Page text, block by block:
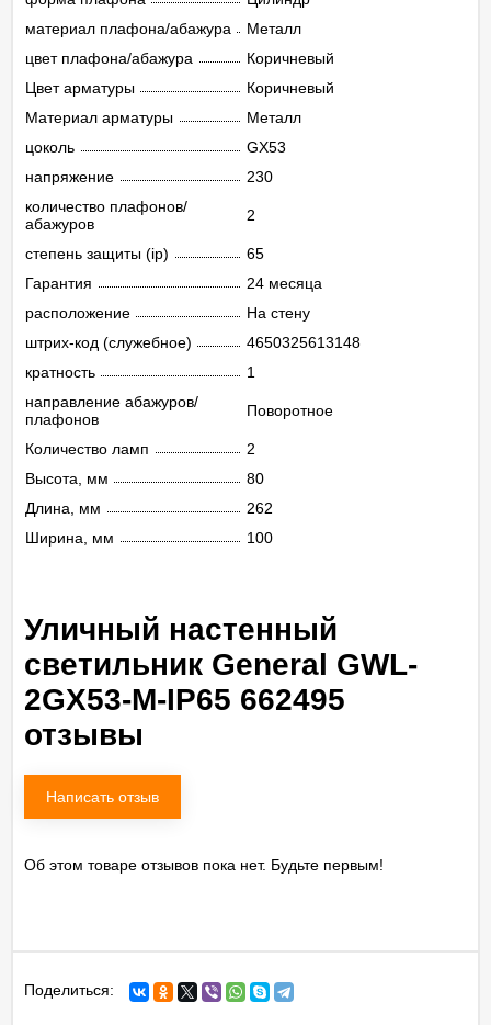
материал плафона/абажура
Металл
цвет плафона/абажура
Коричневый
Цвет арматуры
Коричневый
Материал арматуры
Металл
цоколь
GX53
напряжение
230
количество плафонов/
абажуров
2
степень защиты (ip)
65
Гарантия
24 месяца
расположение
На стену
штрих-код (служебное)
4650325613148
кратность
1
направление абажуров/
плафонов
Поворотное
Количество ламп
2
Высота, мм
80
Длина, мм
262
Ширина, мм
100
Уличный настенный
светильник General GWL-
2GX53-M-IP65 662495
отзывы
Написать отзыв
Об этом товаре отзывов пока нет. Будьте первым!
Поделиться: